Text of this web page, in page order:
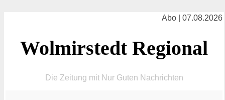
Abo | 07.08.2026
Wolmirstedt Regional
Die Zeitung mit Nur Guten Nachrichten